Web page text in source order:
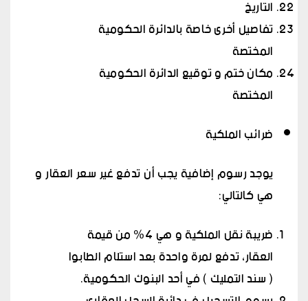
التاريخ
تفاصيل أخرى خاصة بالدائرة الحكومية
المختصة
مكان ختم و توقيع الدائرة الحكومية
المختصة
ضرائب الملكية
يوجد رسوم إضافية يجب أن تدفع غير سعر العقار و
هي كالتالي:
ضريبة نقل الملكية و هي 4% من قيمة
العقار، تدفع لمرة واحدة بعد استلام الطابوا
( سند التمليك ) في أحد البنوك الحكومية.